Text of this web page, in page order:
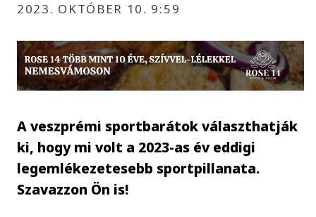
2023. OKTÓBER 10. 9:59
A veszprémi sportbarátok választhatják
ki, hogy mi volt a 2023-as év eddigi
legemlékezetesebb sportpillanata.
Szavazzon Ön is!